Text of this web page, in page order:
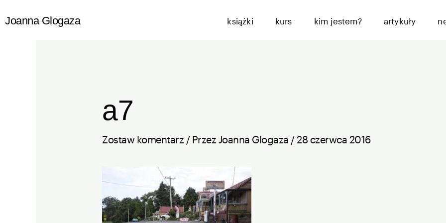
doJoanna Glogaza książki kurs kim jestem? artykuły
a7
Zostaw komentarz / Przez Joanna Glogaza / 28 czerwca 2016